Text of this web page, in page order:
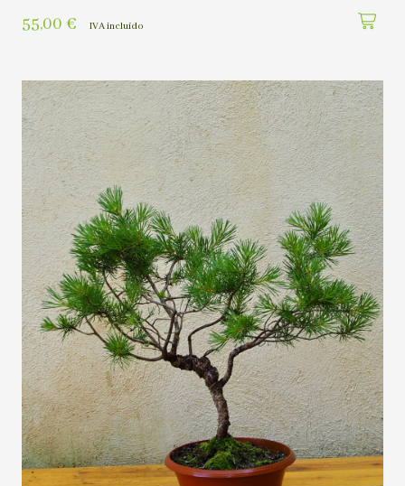
55,00 € IVA incluído